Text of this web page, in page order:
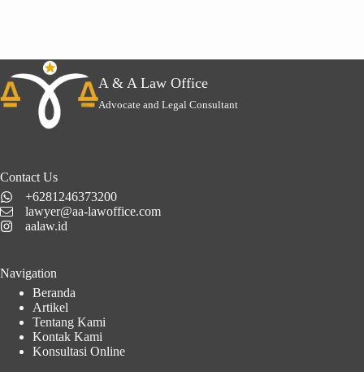
A & A Law Office
Advocate and Legal Consultant
Contact Us
+6281246373200
lawyer@aa-lawoffice.com
aalaw.id
Navigation
Beranda
Artikel
Tentang Kami
Kontak Kami
Konsultasi Online